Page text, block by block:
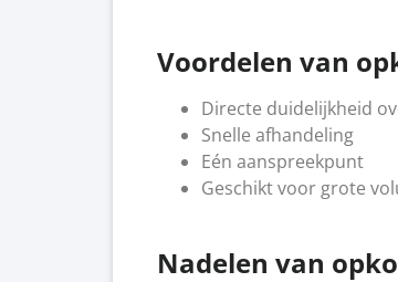
Voordelen van
Directe duidelijkheid
Snelle afhandeling
Eén aanspreekpunt
Geschikt voor grote
Nadelen van